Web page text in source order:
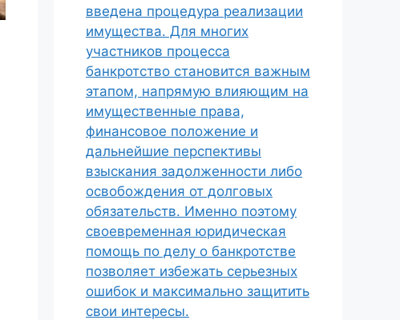
введена процедура реализации
имущества. Для многих
участников процесса
банкротство становится важным
этапом, напрямую влияющим на
имущественные права,
финансовое положение и
дальнейшие перспективы
взыскания задолженности либо
освобождения от долговых
обязательств. Именно поэтому
своевременная юридическая
помощь по делу о банкротстве
позволяет избежать серьезных
ошибок и максимально защитить
свои интересы.